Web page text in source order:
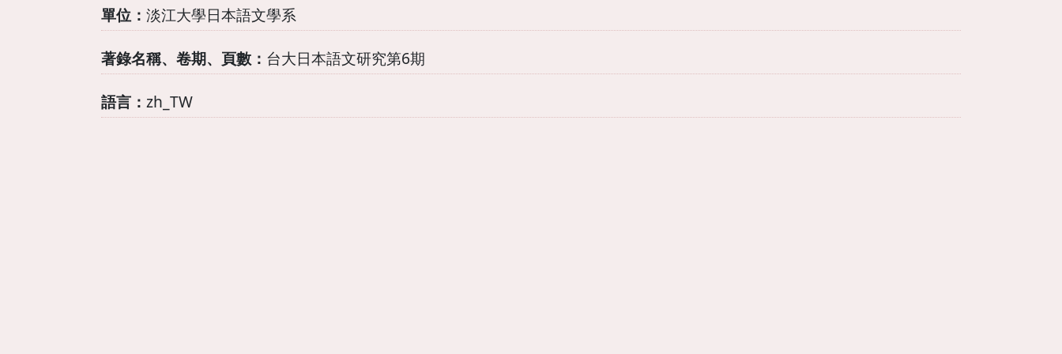
單位： 淡江大學日本語文學系
著錄名稱、卷期、頁數： 台大日本語文研究第6期
語言： zh_TW